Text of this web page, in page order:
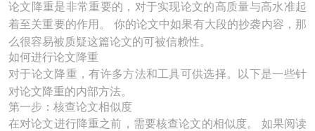
论文降重是非常重要的，对于实现论文的高质量与高水准起
着至关重要的作用。 你的论文中如果有大段的抄袭内容，那
么很容易被质疑这篇论文的可被信赖性。
如何进行论文降重
对于论文降重，有许多方法和工具可供选择。以下是一些针
对论文降重的内部方法。
第一步：核查论文相似度
在对论文进行降重之前，需要核查论文的相似度。 如果阅读